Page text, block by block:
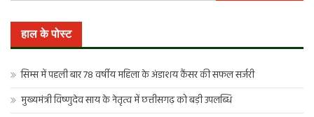
को
हाल के पोस्ट
सिम्स में पहली बार 78 वर्षीय महिला के अंडाशय कैंसर की सफल सर्जरी
मुख्यमंत्री विष्णुदेव साय के नेतृत्व में छत्तीसगढ़ को बड़ी उपलब्धि